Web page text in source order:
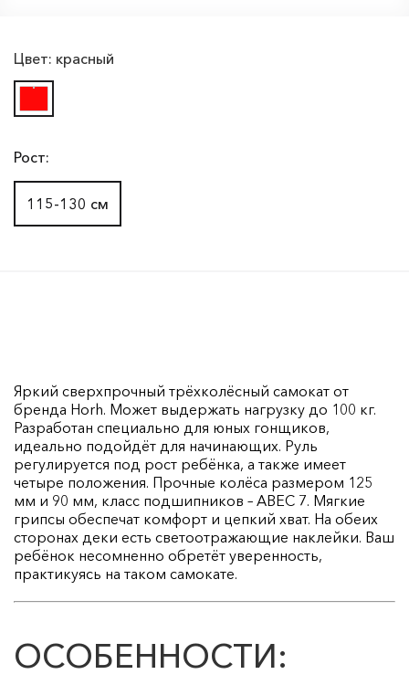
Цвет: красный
Рост:
115-130 см
Яркий сверхпрочный трёхколёсный самокат от
бренда Horh. Может выдержать нагрузку до 100 кг.
Разработан специально для юных гонщиков,
идеально подойдёт для начинающих. Руль
регулируется под рост ребёнка, а также имеет
четыре положения. Прочные колёса размером 125
мм и 90 мм, класс подшипников – ABEC 7. Мягкие
грипсы обеспечат комфорт и цепкий хват. На обеих
сторонах деки есть светоотражающие наклейки. Ваш
ребёнок несомненно обретёт уверенность,
практикуясь на таком самокате.
ОСОБЕННОСТИ: